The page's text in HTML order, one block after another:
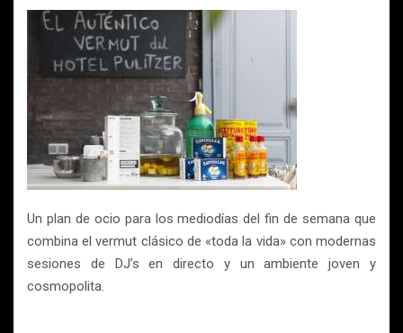
Un plan de ocio para los mediodías del fin de semana que
combina el vermut clásico de «toda la vida» con modernas
sesiones de DJ’s en directo y un ambiente joven y
cosmopolita.